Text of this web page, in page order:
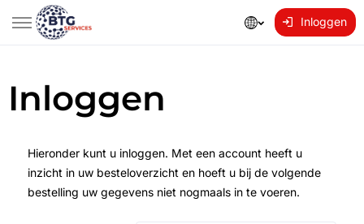
Inloggen
Inloggen
Hieronder kunt u inloggen. Met een account heeft u
inzicht in uw besteloverzicht en hoeft u bij de volgende
bestelling uw gegevens niet nogmaals in te voeren.